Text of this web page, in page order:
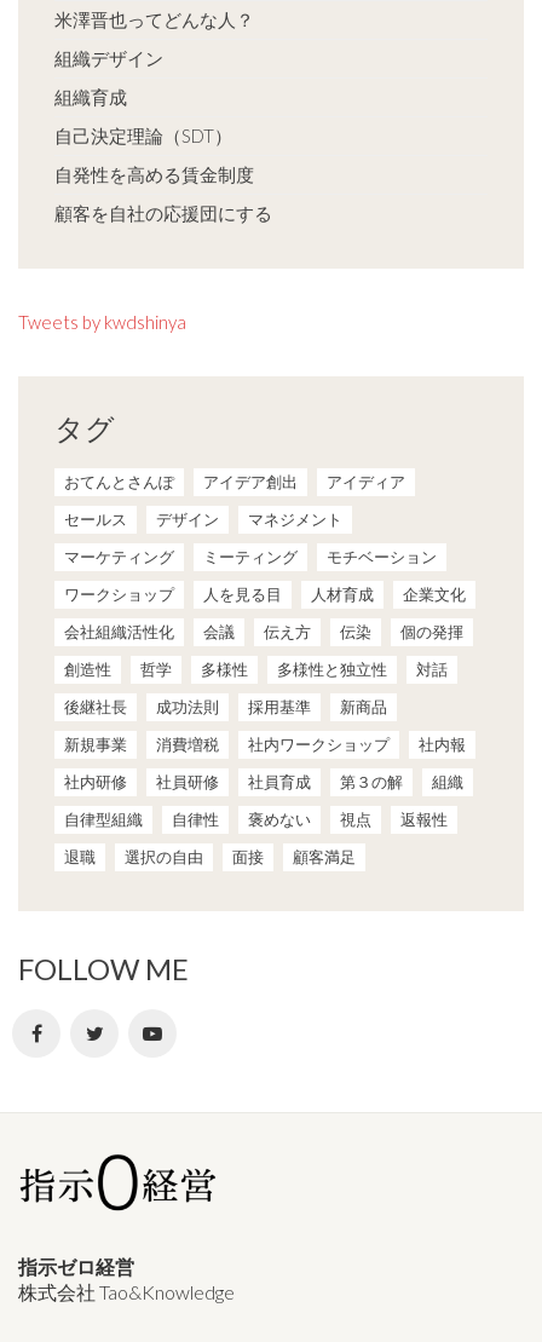
米澤晋也ってどんな人？
組織デザイン
組織育成
自己決定理論（SDT）
自発性を高める賃金制度
顧客を自社の応援団にする
Tweets by kwdshinya
タグ
おてんとさんぽ アイデア創出
アイディア
セールス
デザイン
マネジメント
マーケティング
ミーティング
モチベーション
ワークショップ
人を見る目 人材育成
企業文化
会社組織活性化
会議 伝え方 伝染
個の発揮
創造性
哲学 多様性 多様性と独立性
対話
後継社長
成功法則 採用基準
新商品
新規事業
消費増税 社内ワークショップ
社内報
社内研修
社員研修 社員育成 第３の解
組織
自律型組織
自律性 褒めない 視点
返報性
退職
選択の自由 面接 顧客満足
FOLLOW ME
指示ゼロ経営
株式会社 Tao&Knowledge